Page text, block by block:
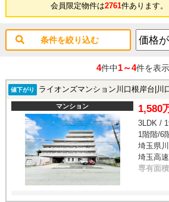
会員限定物件は2761件あります
条件を絞り込む
4件中1～4件を表示
値下がり ライオンズマンション川口根岸台|川口市安
マンション 1,580
3LDK /
1階階/6
埼玉県
埼玉高
専有面積